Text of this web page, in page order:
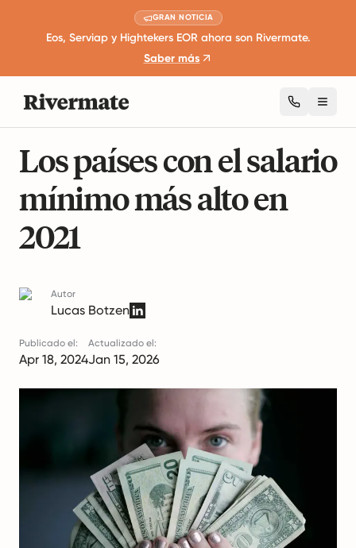
GRAN NOTICIA
Eos, Serviap y Hightekers EOR ahora son Rivermate.
Saber más
Los países con el salario
mínimo más alto en
2021
Autor
Lucas Botzen
Publicado el:
Apr 18, 2024
Actualizado el:
Jan 15, 2026